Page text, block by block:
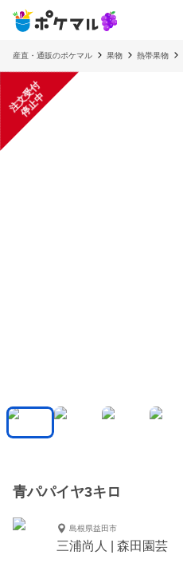
産直・通販のポケマル 果物 熱帯果物
注
文
受
付
停
止
中
青パパイヤ3キロ
島根県益田市
三浦尚人 | 森田園芸